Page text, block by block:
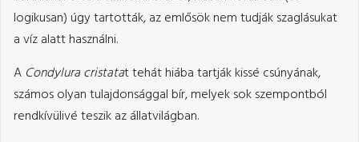
logikusan) úgy tartották, az emlősök nem tudják szaglásukat
a víz alatt használni.
A Condylura cristatat tehát hiába tartják kissé csúnyának,
számos olyan tulajdonsággal bír, melyek sok szempontból
rendkívülivé teszik az állatvilágban.